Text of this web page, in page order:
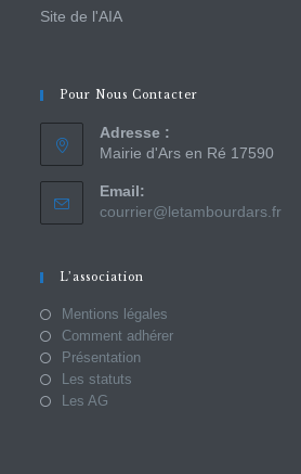
Site de l'AIA
Pour Nous Contacter
Adresse :
Mairie d'Ars en Ré 17590
Email:
courrier@letambourdars.fr
L’association
Mentions légales
Comment adhérer
Présentation
Les statuts
Les AG